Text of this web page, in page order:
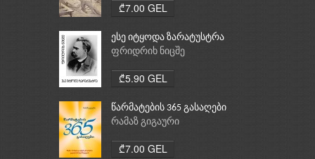
₾7.00 GEL
ესე იტყოდა ზარატუსტრა
ფრიდრიხ ნიცშე
₾5.90 GEL
წარმატების 365 გასაღები
რამაზ გიგაური
₾7.00 GEL